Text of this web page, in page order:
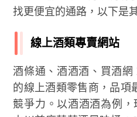
找更便宜的通路，以下是
線上酒類專賣網站
酒條通、酒酒酒、買酒
的線上酒類零售商，品項
競爭力。以酒酒酒為例，